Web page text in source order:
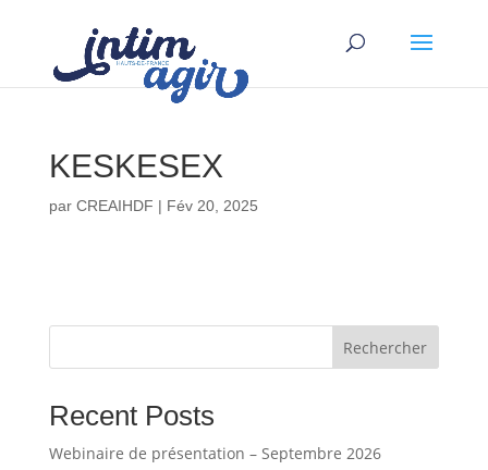
KESKESEX
par CREAIHDF | Fév 20, 2025
Rechercher
Recent Posts
Webinaire de présentation – Septembre 2026